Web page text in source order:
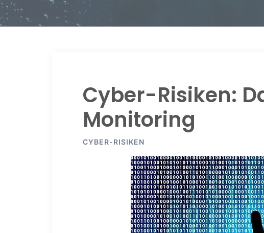
Cyber-Risiken:
Monitoring
CYBER-RISIKEN